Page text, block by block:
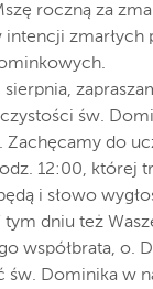
roczną za
intencji zmarłych
św.
Zachęcamy do
12:00, której
i słowo
tym dniu też
współbrata, o.
św. Dominika w